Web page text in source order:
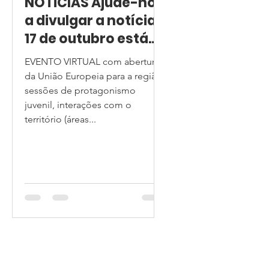
a divulgar a notícia
17 de outubro está
chegando!DIA DAS
ÁREAS PROTEGIDAS,
CONSERVADAS E
SUAS PESSOAS para
a AMÉRICA LATINA E
TERRITÓRIO
EVENTO VIRTUAL com abertura
da União Europeia para a região,
sessões de protagonismo
juvenil, interações com o
território (áreas...